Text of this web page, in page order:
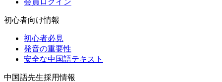
初心者向け情報
初心者必見
発音の重要性
安全な中国語テキスト
中国語先生採用情報